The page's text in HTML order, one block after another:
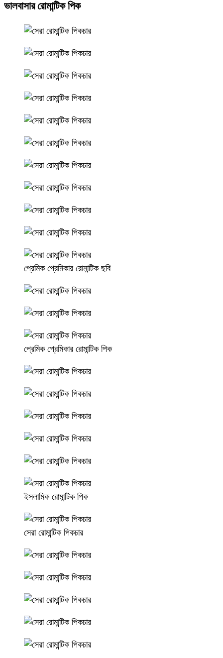
ভালবাসার রোমান্টিক পিক
প্রেমিক প্রেমিকার রোমান্টিক ছবি
প্রেমিক প্রেমিকার রোমান্টিক পিক
ইসলামিক রোমান্টিক পিক
সেরা রোমান্টিক পিকচার